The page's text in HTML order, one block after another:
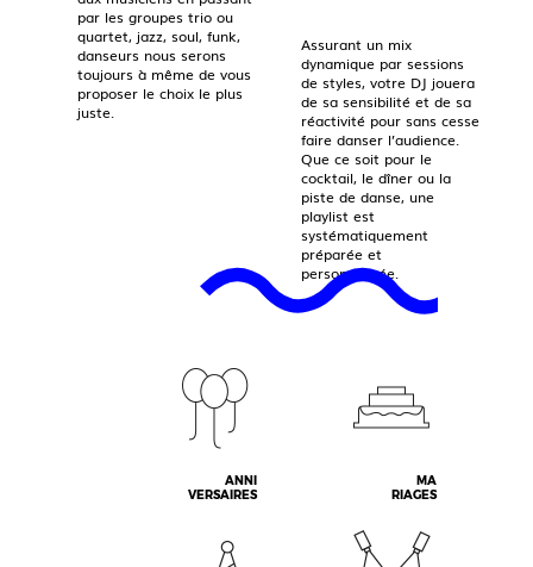
par les groupes trio ou
quartet, jazz, soul, funk,
danseurs nous serons
toujours à même de vous
proposer le choix le plus
juste.
Assurant un mix
dynamique par sessions
de styles, votre DJ jouera
de sa sensibilité et de sa
réactivité pour sans cesse
faire danser l’audience.
Que ce soit pour le
cocktail, le dîner ou la
piste de danse, une
playlist est
systématiquement
préparée et
personnalisée.
ANNI
VERSAIRES
MA
RIAGES